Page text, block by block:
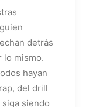
detrás
lo mismo.
hayan
del drill
siendo